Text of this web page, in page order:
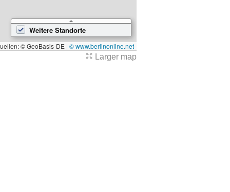
Weitere Standorte
© GeoBasis-DE | © www.berlinonline.net
Larger map